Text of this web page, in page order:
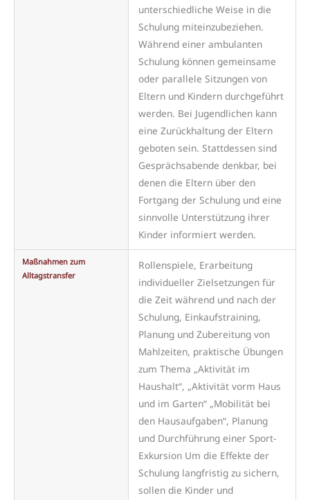
unterschiedliche Weise in die
Schulung miteinzubeziehen.
Während einer ambulanten
Schulung können gemeinsame
oder parallele Sitzungen von
Eltern und Kindern durchgeführt
werden. Bei Jugendlichen kann
eine Zurückhaltung der Eltern
geboten sein. Stattdessen sind
Gesprächsabende denkbar, bei
denen die Eltern über den
Fortgang der Schulung und eine
sinnvolle Unterstützung ihrer
Kinder informiert werden.
Maßnahmen zum
Alltagstransfer
Rollenspiele, Erarbeitung
individueller Zielsetzungen für
die Zeit während und nach der
Schulung, Einkaufstraining,
Planung und Zubereitung von
Mahlzeiten, praktische Übungen
zum Thema „Aktivität im
Haushalt“, „Aktivität vorm Haus
und im Garten“ „Mobilität bei
den Hausaufgaben“, Planung
und Durchführung einer Sport-
Exkursion Um die Effekte der
Schulung langfristig zu sichern,
sollen die Kinder und